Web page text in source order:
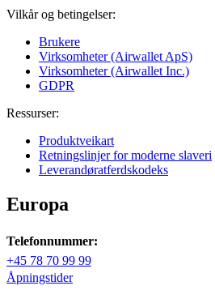
Vilkår og betingelser:
Brukere
Virksomheter (Airwallet ApS)
Virksomheter (Airwallet Inc.)
GDPR
Ressurser:
Produktveikart
Retningslinjer for moderne slaveri
Leverandøratferdskodeks
Europa
Telefonnummer:
+45 78 70 99 99
Åpningstider